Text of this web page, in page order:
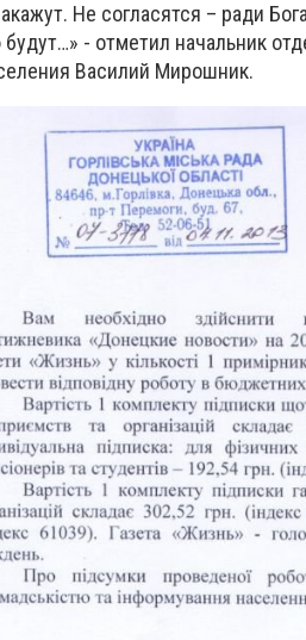
Не согласятся – ради
- отметил начальник
Василий Мирошник.